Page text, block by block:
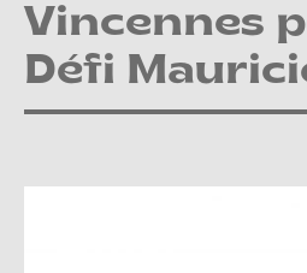
Vincennes
Défi